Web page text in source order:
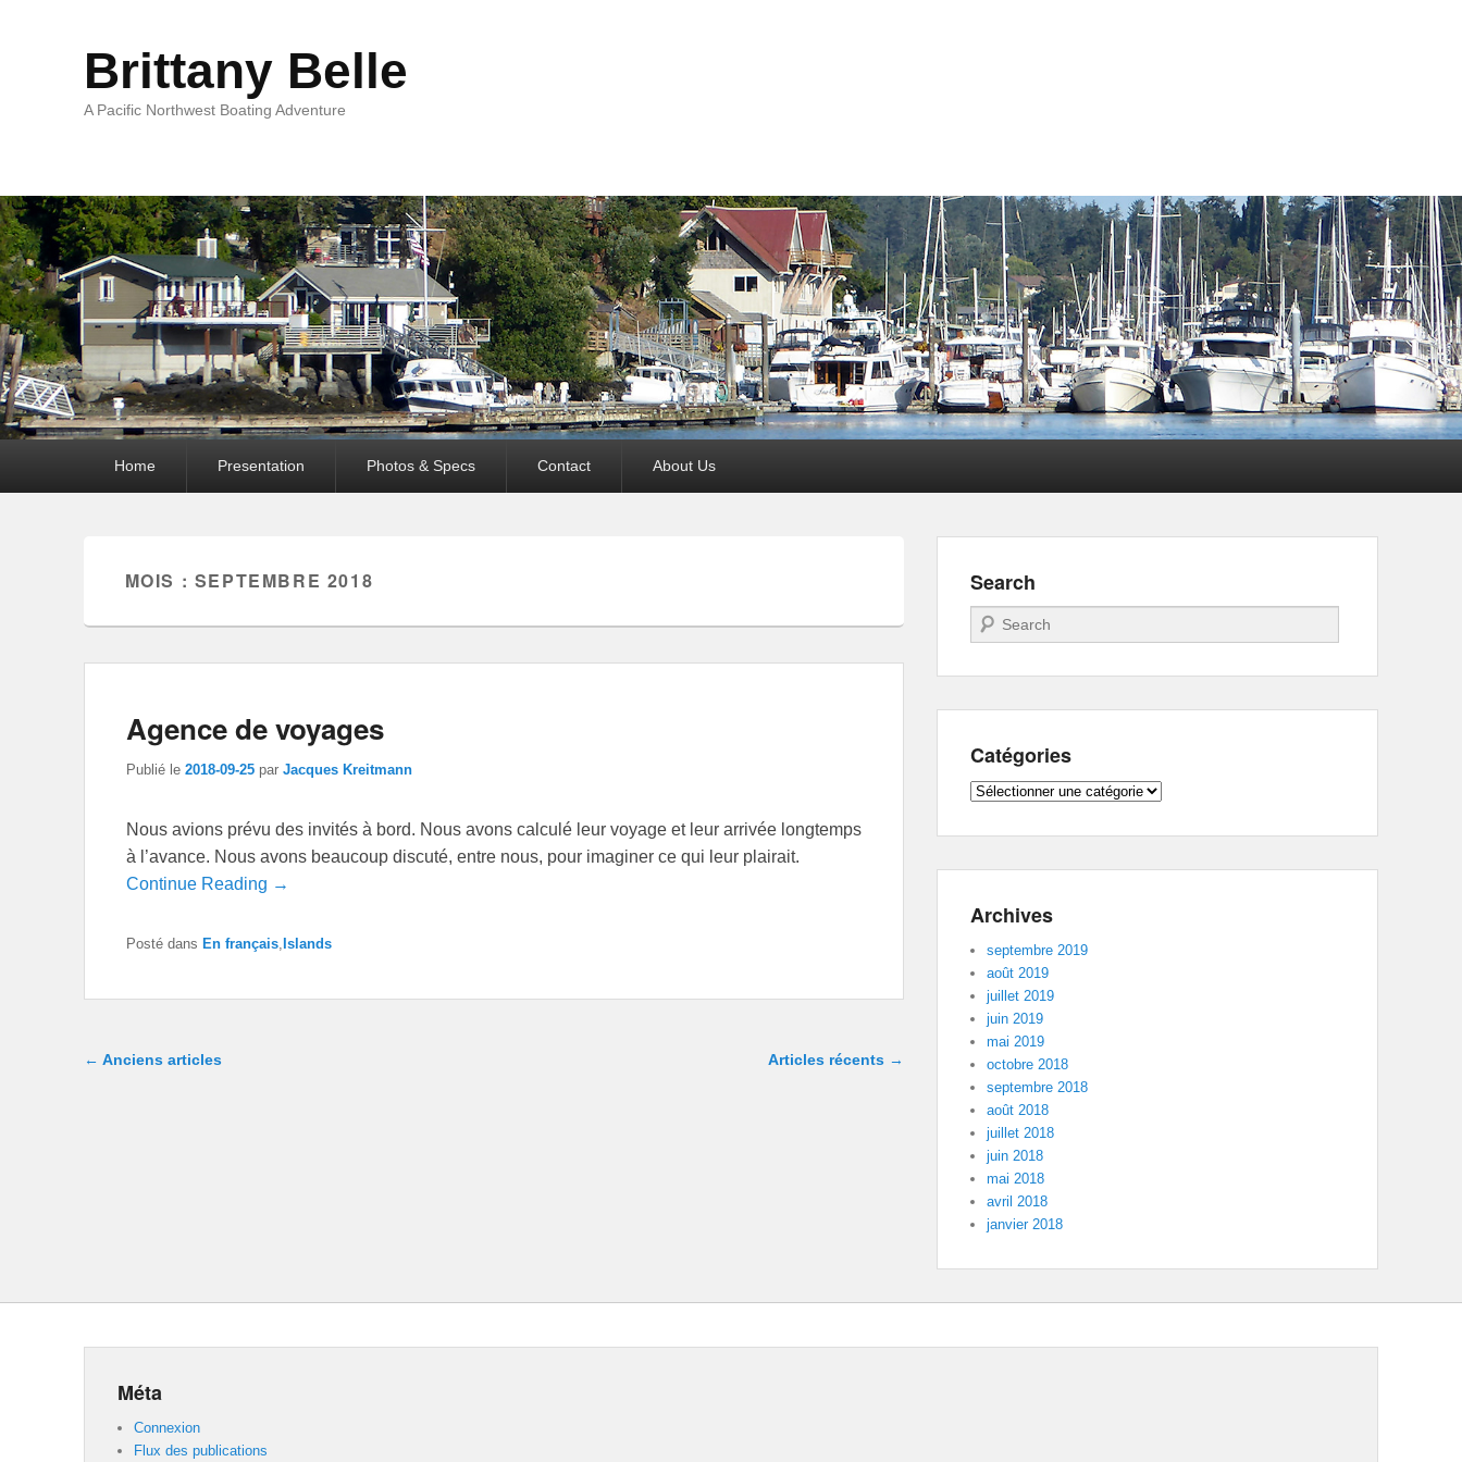
Brittany Belle
A Pacific Northwest Boating Adventure
Home Presentation Photos & Specs Contact About Us
MOIS : SEPTEMBRE 2018
Agence de voyages
Publié le 2018-09-25 par Jacques Kreitmann
Nous avions prévu des invités à bord. Nous avons calculé leur voyage et leur arrivée longtemps
à l’avance. Nous avons beaucoup discuté, entre nous, pour imaginer ce qui leur plairait.
Continue Reading →
Posté dans En français Islands
Navigation dans les articles
← Anciens articles Articles récents →
Search
Recherche
Catégories
Catégories
Archives
septembre 2019
août 2019
juillet 2019
juin 2019
mai 2019
octobre 2018
septembre 2018
août 2018
juillet 2018
juin 2018
mai 2018
avril 2018
janvier 2018
Méta
Connexion
Flux des publications